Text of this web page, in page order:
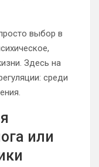
выбор в
Здесь на
среди
или